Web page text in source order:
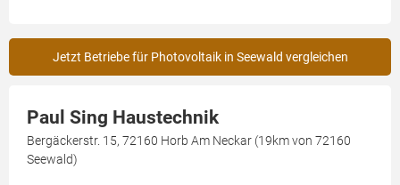
Jetzt Betriebe für Photovoltaik in Seewald vergleichen
Paul Sing Haustechnik
Bergäckerstr. 15, 72160 Horb Am Neckar (19km von 72160
Seewald)